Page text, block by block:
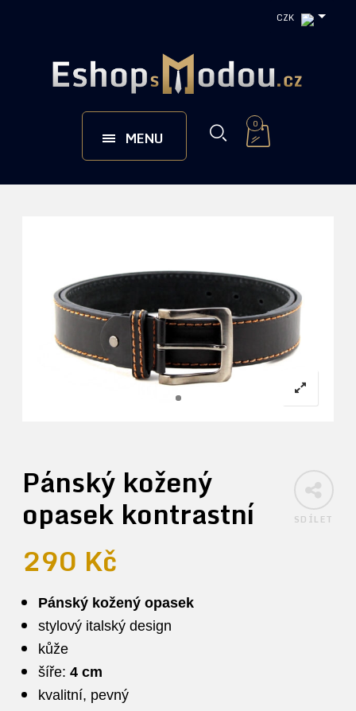
CZK
MENU
0
SDÍLET
Pánský kožený
opasek kontrastní
290 Kč
Pánský kožený opasek
stylový italský design
kůže
šíře: 4 cm
kvalitní, pevný